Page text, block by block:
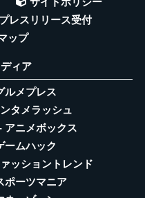
プレスリリース受付
ップ
ィア
ルメプレス
タメラッシュ
アニメボックス
ームハック
ッショントレンド
ポーツマニア